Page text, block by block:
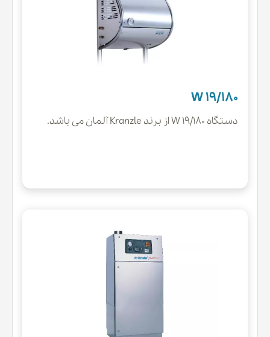
W 19/180
دستگاه W 19/180 از برند Kranzle آلمان می باشد.